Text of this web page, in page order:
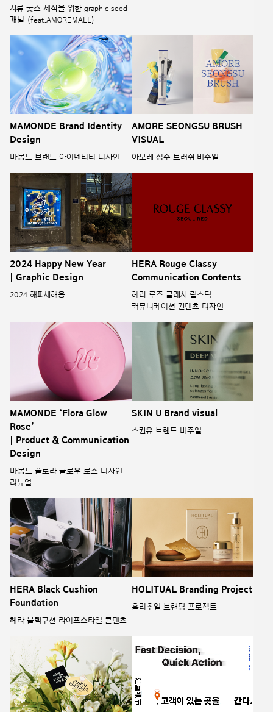
지류 굿즈 제작을 위한 graphic seed
개발 (feat.AMOREMALL)
MAMONDE Brand Identity
Design
마몽드 브랜드 아이덴티티 디자인
AMORE SEONGSU BRUSH
VISUAL
아모레 성수 브러쉬 비주얼
2024 Happy New Year
| Graphic Design
2024 해피새해용
HERA Rouge Classy
Communication Contents
헤라 루즈 클래시 립스틱
커뮤니케이션 컨텐츠 디자인
MAMONDE ‘Flora Glow
Rose’
| Product & Communication
Design
마몽드 플로라 글로우 로즈 디자인
리뉴얼
SKIN U Brand visual
스킨유 브랜드 비주얼
HERA Black Cushion
Foundation
헤라 블랙쿠션 라이프스타일 콘텐츠
HOLITUAL Branding Project
홀리추얼 브랜딩 프로젝트